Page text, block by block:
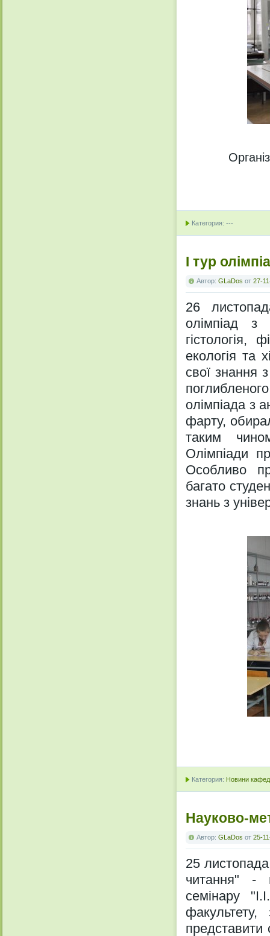
Категория: ---
І тур
Автор: GLaDos от 27-
26
олімпіад з
гістологія,
екологія та
свої знання
олімпіада з
фарту,
таким
Олімпіади
Особливо
багато
знань з
Категория: Новини
Науково-
Автор: GLaDos от 25-
25
читання" -
семінару
представити